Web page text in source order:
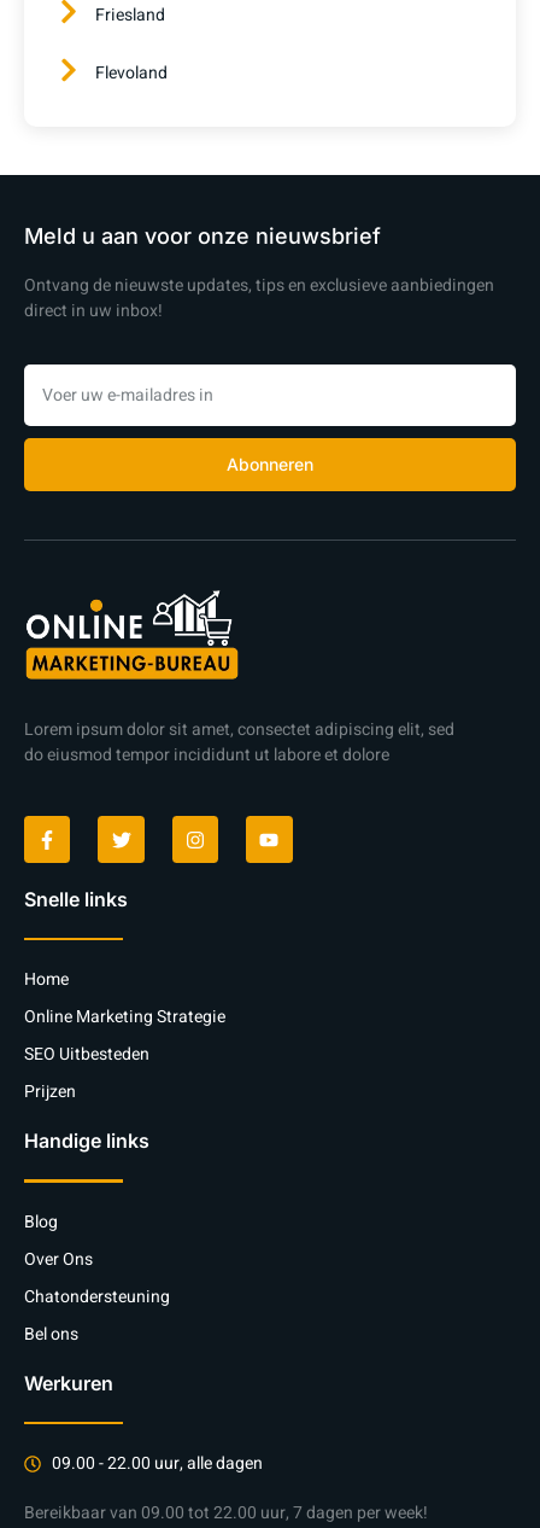
Friesland
Flevoland
Meld u aan voor onze nieuwsbrief
Ontvang de nieuwste updates, tips en exclusieve aanbiedingen
direct in uw inbox!
Abonneren
Lorem ipsum dolor sit amet, consectet adipiscing elit, sed
do eiusmod tempor incididunt ut labore et dolore
Snelle links
Home
Online Marketing Strategie
SEO Uitbesteden
Prijzen
Handige links
Blog
Over Ons
Chatondersteuning
Bel ons
Werkuren
09.00 - 22.00 uur, alle dagen
Bereikbaar van 09.00 tot 22.00 uur, 7 dagen per week!